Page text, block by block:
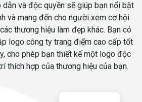
và độc quyền sẽ giúp bạn nổi bật
và mang đến cho người xem cơ hội
thương hiệu làm đẹp khác. Bạn có
logo công ty trang điểm cao cấp tốt
cho phép bạn thiết kế một logo độc
thích hợp của thương hiệu của bạn.